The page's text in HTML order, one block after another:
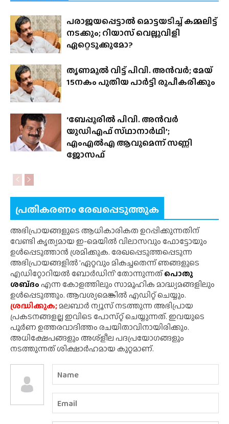
പരാജയപ്പെട്ടാൽ മൊട്ടയടിച്ച് കമ്മലിട്ട്
നടക്കും; റിയാസ് വെല്ലുവിളി
ഏറ്റെടുക്കുമോ?
തൃണമൂൽ വിട്ട് പിവി. അൻവർ; മേയ്
15നകം പുതിയ പാർട്ടി രൂപീകരിക്കും
‘ബേപ്പൂരിൽ പിവി. അൻവർ
യുഡിഎഫ് സ്‌ഥാനാർഥി’;
എംഎൽഎ ആവുമെന്ന് സണ്ണി
ജോസഫ്
പ്രതികരണം രേഖപ്പെടുത്തുക
അഭിപ്രായങ്ങളുടെ ആധികാരികത ഉറപ്പിക്കുന്നതിന്
വേണ്ടി കൃത്യമായ ഇ-മെയിൽ വിലാസവും ഫോട്ടോയും
ഉൾപ്പെടുത്താൻ ശ്രമിക്കുക. രേഖപ്പെടുത്തപ്പെടുന്ന
അഭിപ്രായങ്ങളിൽ 'ഏറ്റവും മികച്ചതെന്ന് ഞങ്ങളുടെ
എഡിറ്റോറിയൽ ബോർഡിന്' തോന്നുന്നത്പൊതു
ശബ്‌ദംഎന്ന കോളത്തിലും സാമൂഹിക മാദ്ധ്യമങ്ങളിലും
ഉൾപ്പെടുത്തും. ആവശ്യമെങ്കിൽ എഡിറ്റ് ചെയ്യും.
ശ്രദ്ധിക്കുക;മലബാർ ന്യൂസ് നടത്തുന്ന അഭിപ്രായ
പ്രകടനങ്ങളല്ല ഇവിടെ പോസ്‌റ്റ് ചെയ്യുന്നത്. ഇവയുടെ
പൂർണ ഉത്തരവാദിത്തം രചയിതാവിനായിരിക്കും.
അധിക്ഷേപങ്ങളും അശ്‌ളീല പദപ്രയോഗങ്ങളും
നടത്തുന്നത് ശിക്ഷാർഹമായ കുറ്റമാണ്.